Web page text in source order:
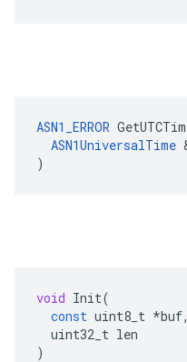
ASN1_ERROR
ASN1UniversalTime
)
void Init(
const uint8_t *buf,
uint32_t len
)